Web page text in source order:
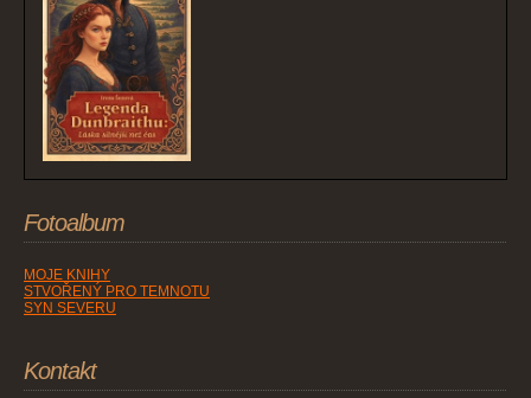
Fotoalbum
MOJE KNIHY
STVOŘENÝ PRO TEMNOTU
SYN SEVERU
Kontakt